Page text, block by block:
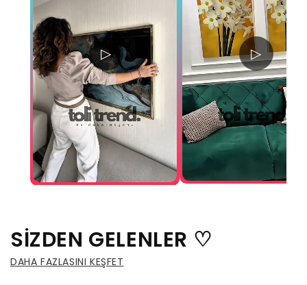
▷ ▷
SİZDEN GELENLER ♡
DAHA FAZLASINI KEŞFET